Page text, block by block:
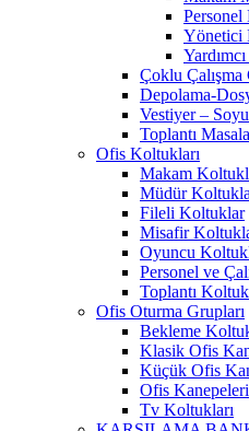
Personel
Yönetici
Çoklu Çalışma
Depolama-
Vestiyer –
Toplantı
Ofis Koltukları
Makam
Müdür
Fileli Koltuklar
Misafir
Oyuncu
Personel ve
Toplantı
Ofis Oturma Grupları
Bekleme
Klasik Ofis
Küçük Ofis
Ofis Kanepeleri
Tv Koltukları